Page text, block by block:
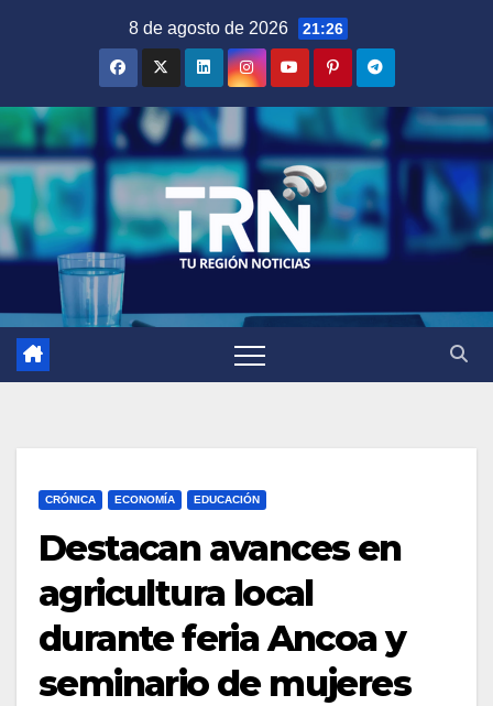
8 de agosto de 2026 21:26
CRÓNICA ECONOMÍA EDUCACIÓN
Destacan avances en
agricultura local
durante feria Ancoa y
seminario de mujeres